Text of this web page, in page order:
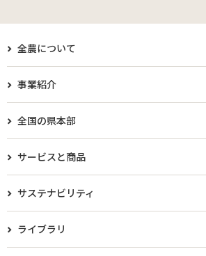
全農について
事業紹介
全国の県本部
サービスと商品
サステナビリティ
ライブラリ